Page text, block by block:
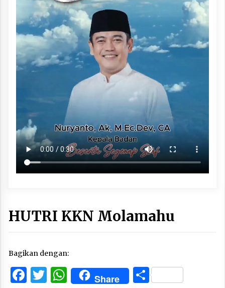
HUTRI KKN Molamahu
Bagikan dengan:
Facebook
Twitter
WhatsApp
Share Share